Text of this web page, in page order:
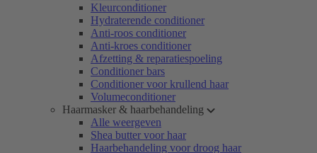
Kleurconditioner
Hydraterende conditioner
Anti-roos conditioner
Anti-kroes conditioner
Afzetting & reparatiespoeling
Conditioner bars
Conditioner voor krullend haar
Volumeconditioner
Haarmasker & haarbehandeling
Alle weergeven
Shea butter voor haar
Haarbehandeling voor droog haar